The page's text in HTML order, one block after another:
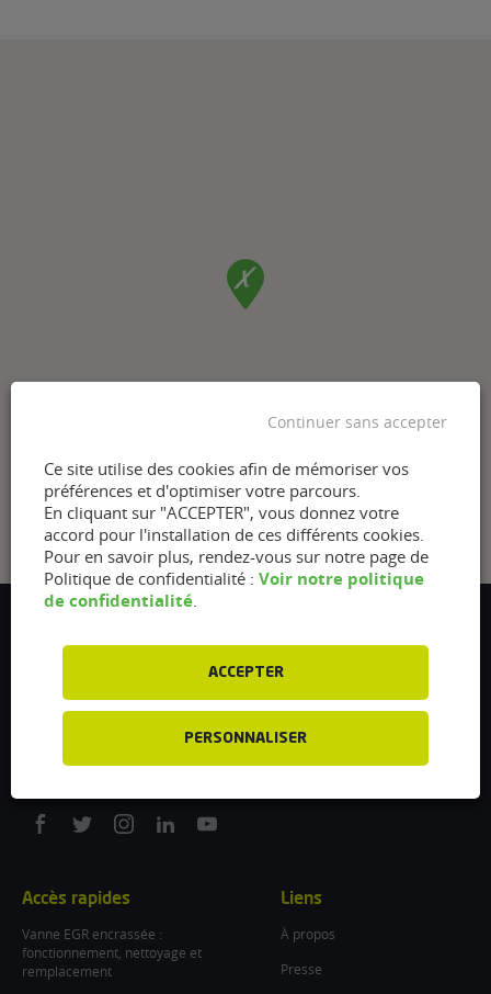
France
On
On
On
On
On
Accès rapides
Vanne EGR encrassée :
fonctionnement, nettoyage et
remplacement
Liens
À propos
Presse
Ce site utilise des cookies afin de mémoriser vos
préférences et d'optimiser votre parcours.
En cliquant sur "ACCEPTER", vous donnez votre
accord pour l'installation de ces différents cookies.
Pour en savoir plus, rendez-vous sur notre page de
Politique de confidentialité : Voir notre politique
de confidentialité.
ACCEPTER
PERSONNALISER
Continuer sans accepter